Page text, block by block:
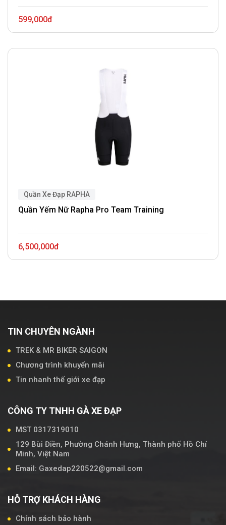
599,000đ
Quần Xe Đạp RAPHA
Quần Yếm Nữ Rapha Pro Team Training
6,500,000đ
TIN CHUYÊN NGÀNH
TREK & MR BIKER SAIGON
Chương trình khuyến mãi
Tin nhanh thế giới xe đạp
CÔNG TY TNHH GÀ XE ĐẠP
MST 0317319010
129 Bùi Điền, Phường Chánh Hưng, Thành phố Hồ Chí
Minh, Việt Nam
Email: Gaxedap220522@gmail.com
HỖ TRỢ KHÁCH HÀNG
Chính sách bảo hành